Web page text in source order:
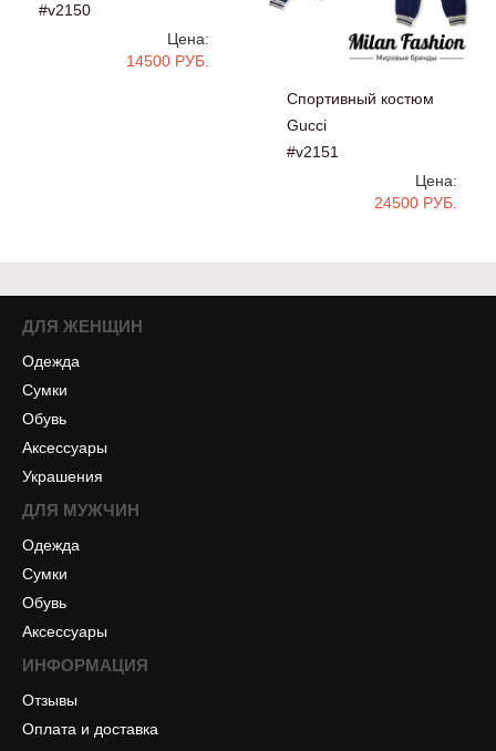
#v2150
Цена:
14500 РУБ.
Спортивный костюм
Gucci
#v2151
Цена:
24500 РУБ.
ДЛЯ ЖЕНЩИН
Одежда
Сумки
Обувь
Аксессуары
Украшения
ДЛЯ МУЖЧИН
Одежда
Сумки
Обувь
Аксессуары
ИНФОРМАЦИЯ
Отзывы
Оплата и доставка